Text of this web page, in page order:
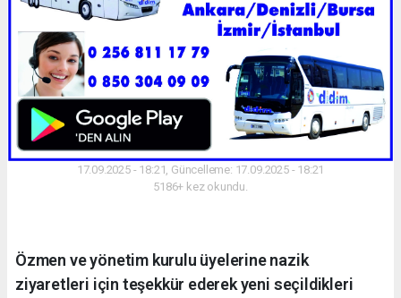
17.09.2025 - 18:21, Güncelleme: 17.09.2025 - 18:21
5186+ kez okundu.
Özmen ve yönetim kurulu üyelerine nazik
ziyaretleri için teşekkür ederek yeni seçildikleri